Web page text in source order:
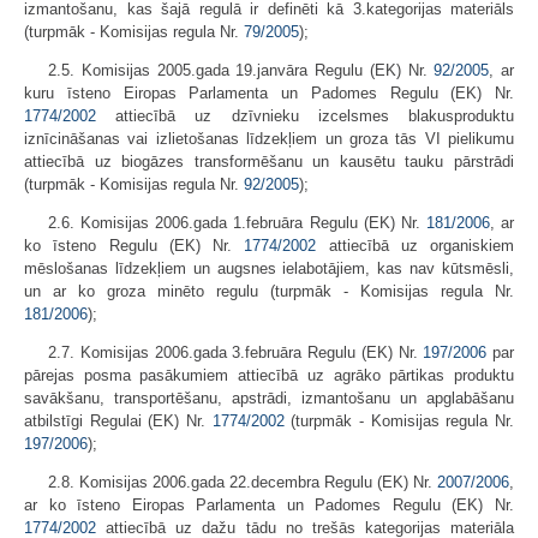
izmantošanu, kas šajā regulā ir definēti kā 3.kategorijas materiāls
(turpmāk - Komisijas regula Nr. 79/2005);
2.5. Komisijas 2005.gada 19.janvāra Regulu (EK) Nr.92/2005, ar
kuru īsteno Eiropas Parlamenta un Padomes Regulu (EK) Nr.
1774/2002 attiecībā uz dzīvnieku izcelsmes blakusproduktu
iznīcināšanas vai izlietošanas līdzekļiem un groza tās VI pielikumu
attiecībā uz biogāzes transformēšanu un kausētu tauku pārstrādi
(turpmāk - Komisijas regula Nr. 92/2005);
2.6. Komisijas 2006.gada 1.februāra Regulu (EK) Nr. 181/2006, ar
ko īsteno Regulu (EK) Nr. 1774/2002 attiecībā uz organiskiem
mēslošanas līdzekļiem un augsnes ielabotājiem, kas nav kūtsmēsli,
un ar ko groza minēto regulu (turpmāk - Komisijas regula Nr.
181/2006);
2.7. Komisijas 2006.gada 3.februāra Regulu (EK) Nr. 197/2006 par
pārejas posma pasākumiem attiecībā uz agrāko pārtikas produktu
savākšanu, transportēšanu, apstrādi, izmantošanu un apglabāšanu
atbilstīgi Regulai (EK) Nr. 1774/2002(turpmāk - Komisijas regula Nr.
197/2006);
2.8. Komisijas 2006.gada 22.decembra Regulu (EK) Nr. 2007/2006,
ar ko īsteno Eiropas Parlamenta un Padomes Regulu (EK) Nr.
1774/2002 attiecībā uz dažu tādu no trešās kategorijas materiāla